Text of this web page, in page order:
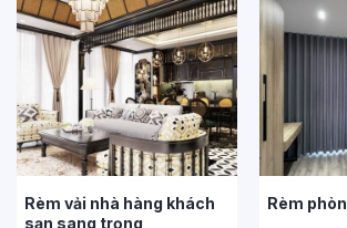
Rèm vải nhà hàng khách
sạn sang trọng
Rèm